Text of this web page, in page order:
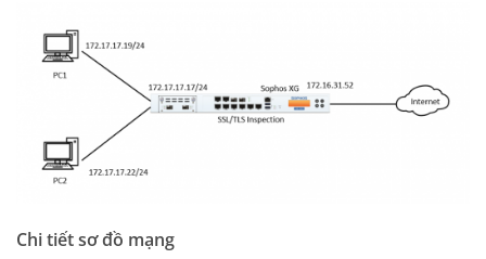
Chi tiết sơ đồ mạng